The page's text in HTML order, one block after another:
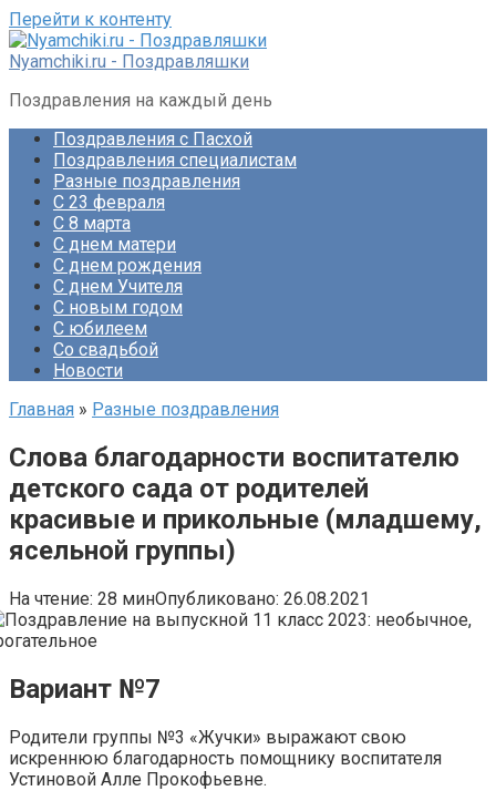
Перейти к контенту
Nyamchiki.ru - Поздравляшки
Поздравления на каждый день
Поздравления с Пасхой
Поздравления специалистам
Разные поздравления
С 23 февраля
С 8 марта
С днем матери
С днем рождения
С днем Учителя
С новым годом
С юбилеем
Со свадьбой
Новости
Главная » Разные поздравления
Слова благодарности воспитателю
детского сада от родителей
красивые и прикольные (младшему,
ясельной группы)
На чтение: 28 минОпубликовано: 26.08.2021
Вариант №7
Родители группы №3 «Жучки» выражают свою
искреннюю благодарность помощнику воспитателя
Устиновой Алле Прокофьевне.